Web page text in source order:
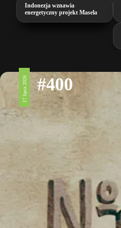
Indonezja wznawia
energetyczny projekt Masela
17 lipca 2026 #400